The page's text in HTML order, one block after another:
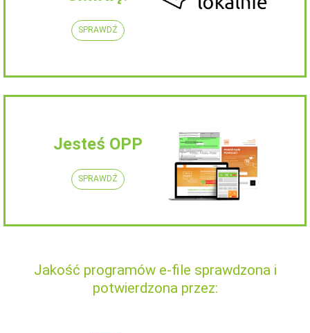
SPRAWDŹ
Jesteś OPP
SPRAWDŹ
Jakość programów e-file sprawdzona i
potwierdzona przez: